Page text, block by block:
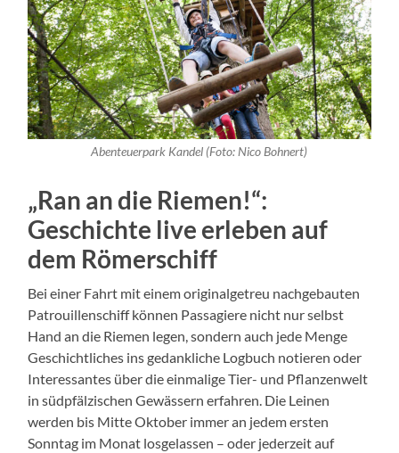
Abenteuerpark Kandel (Foto: Nico Bohnert)
„Ran an die Riemen!“:
Geschichte live erleben auf
dem Römerschiff
Bei einer Fahrt mit einem originalgetreu nachgebauten
Patrouillenschiff können Passagiere nicht nur selbst
Hand an die Riemen legen, sondern auch jede Menge
Geschichtliches ins gedankliche Logbuch notieren oder
Interessantes über die einmalige Tier- und Pflanzenwelt
in südpfälzischen Gewässern erfahren. Die Leinen
werden bis Mitte Oktober immer an jedem ersten
Sonntag im Monat losgelassen – oder jederzeit auf